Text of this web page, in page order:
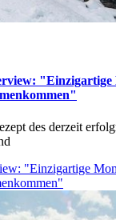
"Einzigartige
des derzeit
"Einzigartige